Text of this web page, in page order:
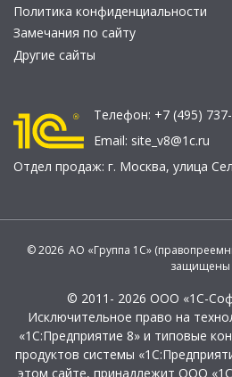
Политика конфиденциальности
Замечания по сайту
Другие сайты
Телефон: +7 (495)
Email: site_v8@1c.ru
Отдел продаж: г. Москва, улица
© 2026 АО «Группа 1С»
защищены
© 2011- 2026 ООО «1С-
Исключительное право на
«1С:Предприятие 8» и типовые
продуктов системы
этом сайте, принадлежит ООО